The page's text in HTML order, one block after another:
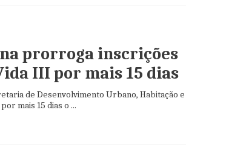
prorroga inscrições
III por mais 15 dias
de Desenvolvimento Urbano, Habitação e
mais 15 dias o ...